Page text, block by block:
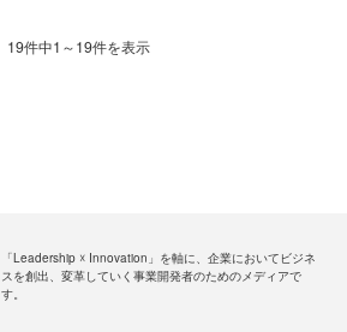
19件中1～19件を表示
「Leadership ☓ Innovation」を軸に、企業においてビジネ
スを創出、変革していく事業開発者のためのメディアで
す。